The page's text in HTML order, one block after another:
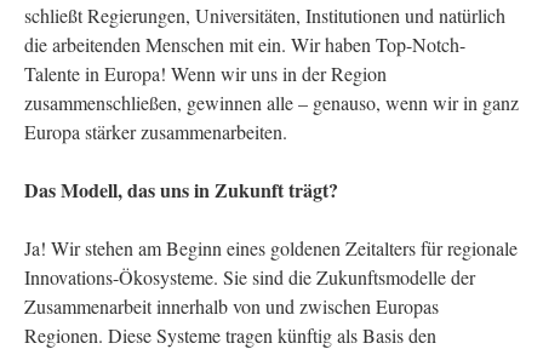
schließt Regierungen, Universitäten, Institutionen und natürlich
die arbeitenden Menschen mit ein. Wir haben Top-Notch-
Talente in Europa! Wenn wir uns in der Region
zusammenschließen, gewinnen alle – genauso, wenn wir in ganz
Europa stärker zusammenarbeiten.
Das Modell, das uns in Zukunft trägt?
Ja! Wir stehen am Beginn eines goldenen Zeitalters für regionale
Innovations-Ökosysteme. Sie sind die Zukunftsmodelle der
Zusammenarbeit innerhalb von und zwischen Europas
Regionen. Diese Systeme tragen künftig als Basis den